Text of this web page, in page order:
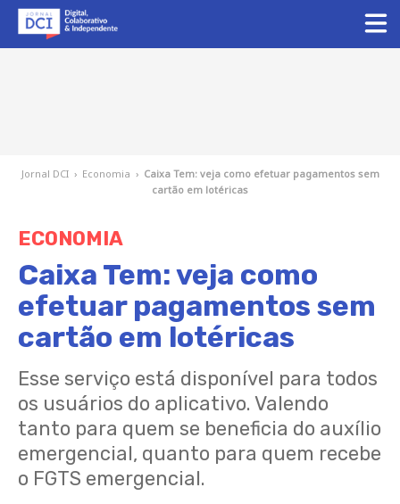
Jornal DCI › Economia › Caixa Tem: veja como efetuar pagamentos sem
cartão em lotéricas
ECONOMIA
Caixa Tem: veja como
efetuar pagamentos sem
cartão em lotéricas
Esse serviço está disponível para todos
os usuários do aplicativo. Valendo
tanto para quem se beneficia do auxílio
emergencial, quanto para quem recebe
o FGTS emergencial.